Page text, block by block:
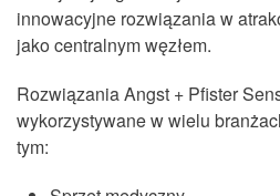
innowacyjne rozwiązania w
jako centralnym węzłem.
Rozwiązania Angst + Pfister
wykorzystywane w wielu
tym: